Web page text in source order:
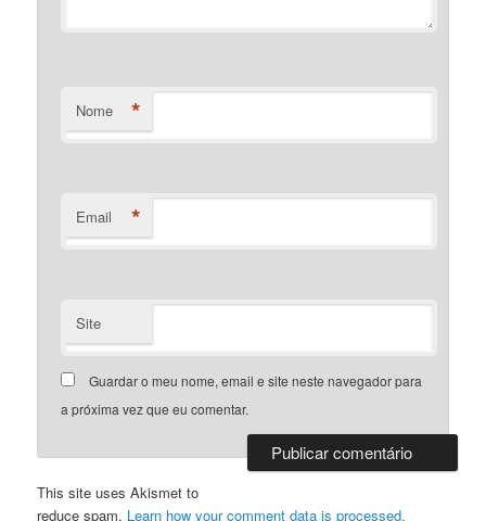
Nome *
Email *
Site
Guardar o meu nome, email e site neste navegador para
a próxima vez que eu comentar.
This site uses Akismet to
reduce spam. Learn how your comment data is processed.